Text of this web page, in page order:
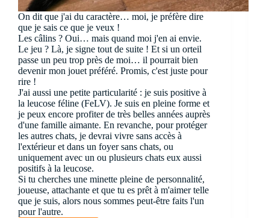
On dit que j'ai du caractère… moi, je préfère dire
que je sais ce que je veux !
Les câlins ? Oui… mais quand moi j'en ai envie.
Le jeu ? Là, je signe tout de suite ! Et si un orteil
passe un peu trop près de moi… il pourrait bien
devenir mon jouet préféré. Promis, c'est juste pour
rire !
J'ai aussi une petite particularité : je suis positive à
la leucose féline (FeLV). Je suis en pleine forme et
je peux encore profiter de très belles années auprès
d'une famille aimante. En revanche, pour protéger
les autres chats, je devrai vivre sans accès à
l'extérieur et dans un foyer sans chats, ou
uniquement avec un ou plusieurs chats eux aussi
positifs à la leucose.
Si tu cherches une minette pleine de personnalité,
joueuse, attachante et que tu es prêt à m'aimer telle
que je suis, alors nous sommes peut-être faits l'un
pour l'autre.